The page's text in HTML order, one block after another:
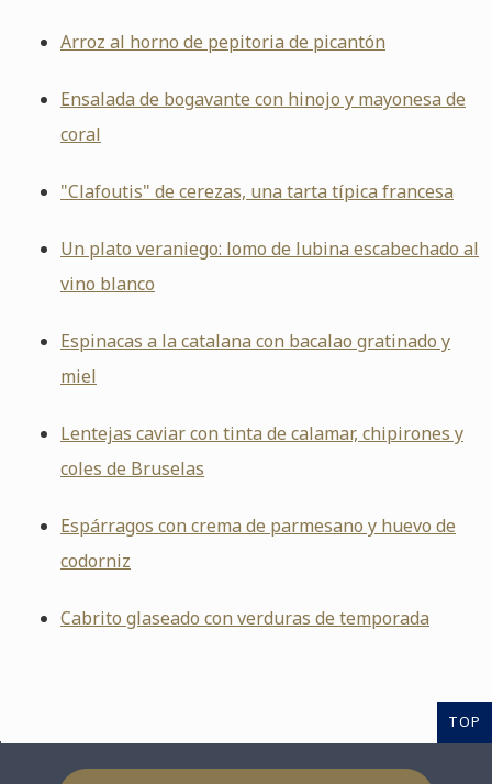
Arroz al horno de pepitoria de picantón
Ensalada de bogavante con hinojo y mayonesa de
coral
"Clafoutis" de cerezas, una tarta típica francesa
Un plato veraniego: lomo de lubina escabechado al
vino blanco
Espinacas a la catalana con bacalao gratinado y
miel
Lentejas caviar con tinta de calamar, chipirones y
coles de Bruselas
Espárragos con crema de parmesano y huevo de
codorniz
Cabrito glaseado con verduras de temporada
TOP